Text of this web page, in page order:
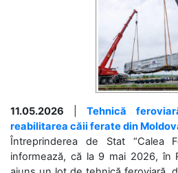
11.05.2026 |Tehnică
reabilitarea căii ferate din
Întreprinderea de Stat “Calea
informează, că la 9 mai 2026, în